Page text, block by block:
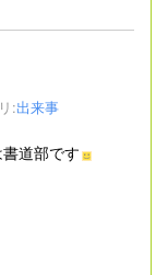
:出来事
道部です